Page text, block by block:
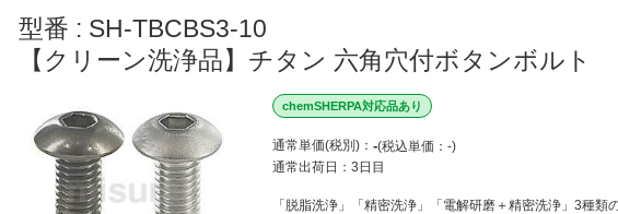
型番 : SH-TBCBS3-10
【クリーン洗浄品】チタン 六角穴付ボタンボルト
chemSHERPA対応品あり
通常単価(税別) - 税込単価
-
通常出荷日： 3日目
「脱脂洗浄」「精密洗浄」「電解研磨＋精密洗浄」3種